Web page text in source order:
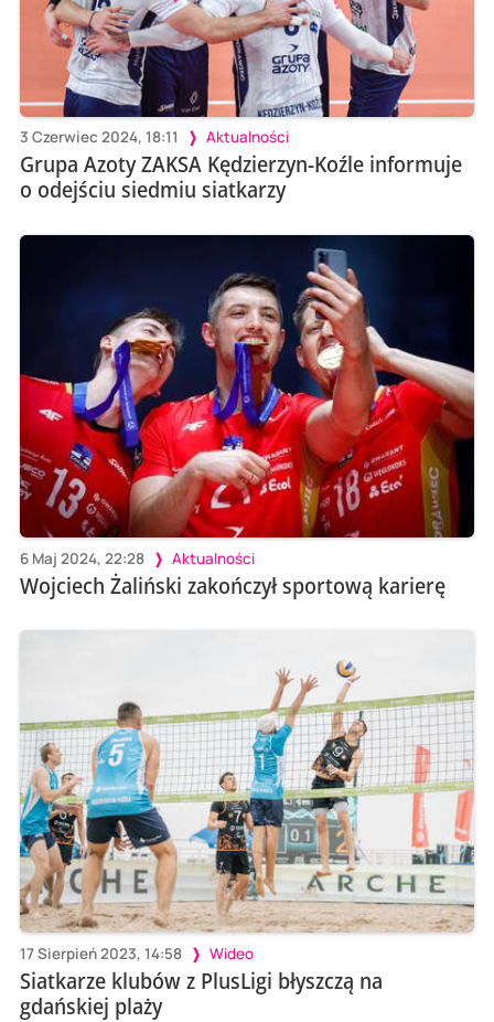
3 Czerwiec 2024, 18:11 Aktualności
Grupa Azoty ZAKSA Kędzierzyn-Koźle informuje
o odejściu siedmiu siatkarzy
6 Maj 2024, 22:28 Aktualności
Wojciech Żaliński zakończył sportową karierę
17 Sierpień 2023, 14:58 Wideo
Siatkarze klubów z PlusLigi błyszczą na
gdańskiej plaży